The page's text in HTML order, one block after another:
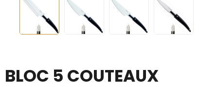
BLOC 5 COUTEAUX